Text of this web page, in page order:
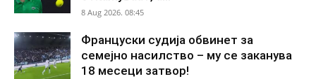
8 Aug 2026. 08:45
Француски судија обвинет за
семејно насилство – му се заканува
18 месеци затвор!